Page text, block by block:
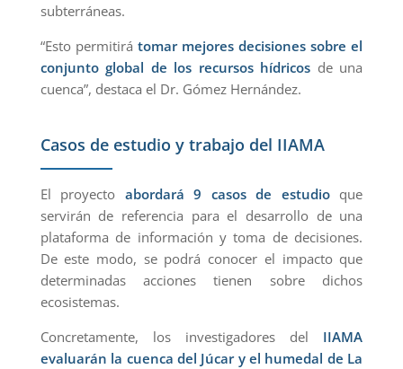
subterráneas.
“Esto permitirá tomar mejores decisiones sobre el
conjunto global de los recursos hídricos de una
cuenca”, destaca el Dr. Gómez Hernández.
Casos de estudio y trabajo del IIAMA
El proyecto abordará 9 casos de estudioque
servirán de referencia para el desarrollo de una
plataforma de información y toma de decisiones.
De este modo, se podrá conocer el impacto que
determinadas acciones tienen sobre dichos
ecosistemas.
Concretamente, los investigadores del IIAMA
evaluarán la cuenca del Júcar y el humedal de La